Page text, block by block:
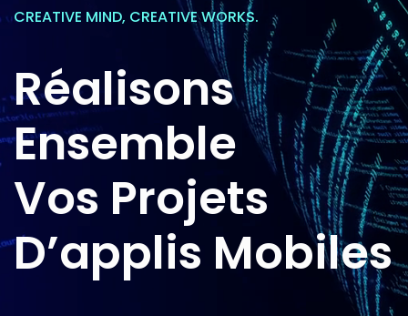
CREATIVE MIND, CREATIVE WORKS.
Réalisons
Ensemble
Vos Projets
D’applis Mobiles